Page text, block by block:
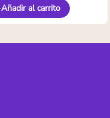
Añadir al carrito